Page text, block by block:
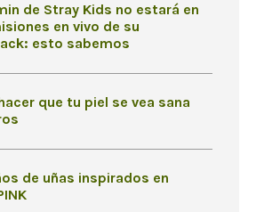
de Stray Kids no estará en
en vivo de su
esto sabemos
que tu piel se vea sana
de uñas inspirados en